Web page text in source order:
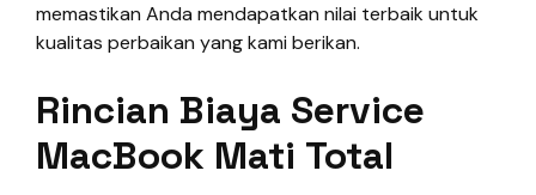
memastikan Anda mendapatkan nilai terbaik untuk
kualitas perbaikan yang kami berikan.
Rincian Biaya Service
MacBook Mati Total